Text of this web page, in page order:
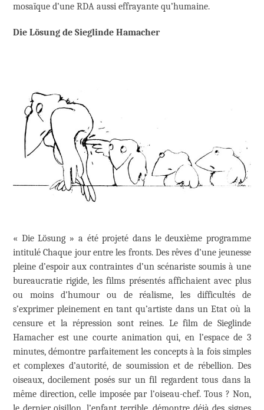
mosaïque d’une RDA aussi effrayante qu’humaine.
Die Lösung de Sieglinde Hamacher
« Die Lösung » a été projeté dans le deuxième programme
intitulé Chaque jour entre les fronts. Des rêves d’une jeunesse
pleine d’espoir aux contraintes d’un scénariste soumis à une
bureaucratie rigide, les films présentés affichaient avec plus
ou moins d’humour ou de réalisme, les difficultés de
s’exprimer pleinement en tant qu’artiste dans un Etat où la
censure et la répression sont reines. Le film de Sieglinde
Hamacher est une courte animation qui, en l’espace de 3
minutes, démontre parfaitement les concepts à la fois simples
et complexes d’autorité, de soumission et de rébellion. Des
oiseaux, docilement posés sur un fil regardent tous dans la
même direction, celle imposée par l’oiseau-chef. Tous ? Non,